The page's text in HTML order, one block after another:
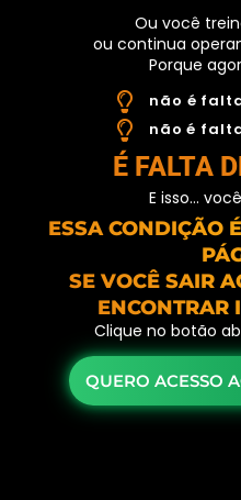
Ou você
ou continua
Porque
não é
não é
É FALTA
E isso…
ESSA CONDIÇÃO
SE VOCÊ SAIR
ENCONTRAR
Clique no botão
QUERO ACESSO